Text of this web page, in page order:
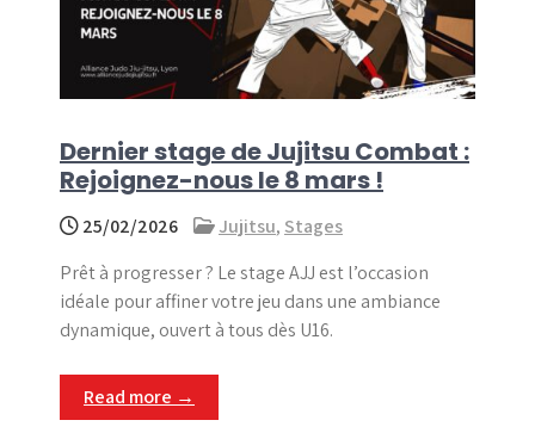
Dernier stage de Jujitsu Combat :
Rejoignez-nous le 8 mars !
25/02/2026 Jujitsu, Stages
Prêt à progresser ? Le stage AJJ est l’occasion
idéale pour affiner votre jeu dans une ambiance
dynamique, ouvert à tous dès U16.
Read more →